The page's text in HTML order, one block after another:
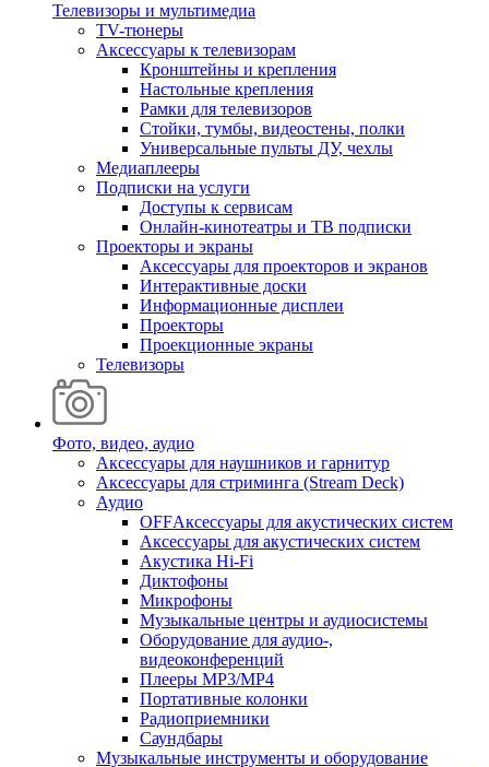
Телевизоры и мультимедиа
TV-тюнеры
Аксессуары к телевизорам
Кронштейны и крепления
Настольные крепления
Рамки для телевизоров
Стойки, тумбы, видеостены, полки
Универсальные пульты ДУ, чехлы
Медиаплееры
Подписки на услуги
Доступы к сервисам
Онлайн-кинотеатры и ТВ подписки
Проекторы и экраны
Аксессуары для проекторов и экранов
Интерактивные доски
Информационные дисплеи
Проекторы
Проекционные экраны
Телевизоры
Фото, видео, аудио
Аксессуары для наушников и гарнитур
Аксессуары для стриминга (Stream Deck)
Аудио
OFFАксессуары для акустических систем
Аксессуары для акустических систем
Акустика Hi-Fi
Диктофоны
Микрофоны
Музыкальные центры и аудиосистемы
Оборудование для аудио-,
видеоконференций
Плееры MP3/MP4
Портативные колонки
Радиоприемники
Саундбары
Музыкальные инструменты и оборудование